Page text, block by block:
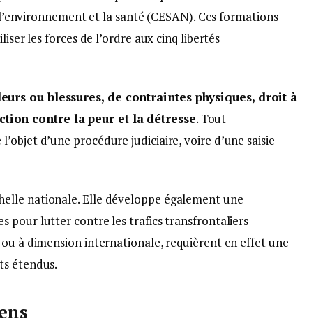
et la santé (CESAN). Ces formations
les forces de l’ordre aux cinq libertés
ou blessures, de contraintes physiques, droit à
contre la peur et la détresse. Tout
d’une procédure judiciaire, voire d’une saisie
nationale. Elle développe également une
pour lutter contre les trafics transfrontaliers
ou à dimension internationale, requièrent en effet une
étendus.